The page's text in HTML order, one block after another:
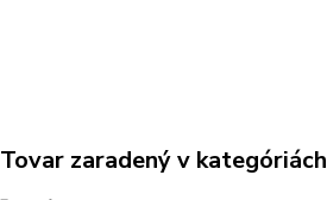
Tovar zaradený v kategóriách